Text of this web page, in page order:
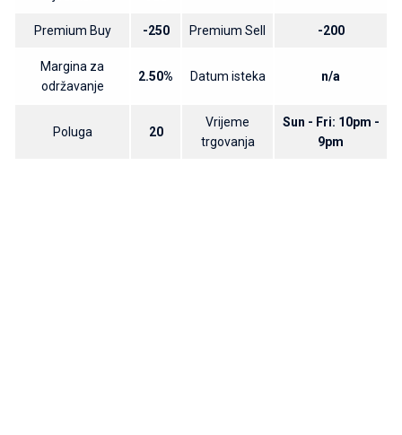
Premium Buy -250 Premium Sell -200
Margina za
održavanje
2.50% Datum isteka n/a
Poluga 20
Vrijeme
trgovanja
Sun - Fri: 10pm -
9pm